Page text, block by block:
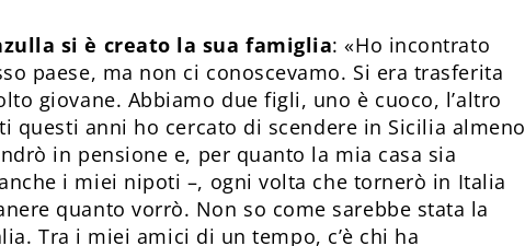
si è creato la sua famiglia: «Ho incontrato
paese, ma non ci conoscevamo. Si era trasferita
giovane. Abbiamo due figli, uno è cuoco, l’altro
questi anni ho cercato di scendere in Sicilia almeno
in pensione e, per quanto la mia casa sia
i miei nipoti –, ogni volta che tornerò in Italia
quanto vorrò. Non so come sarebbe stata la
Tra i miei amici di un tempo, c’è chi ha